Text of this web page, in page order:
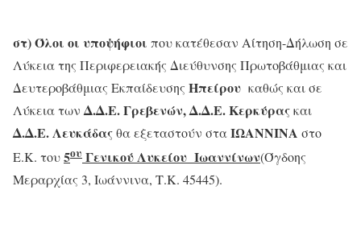
στ)Όλοι οι υποψήφιοι που κατέθεσαν Αίτηση-Δήλωση σε
Λύκεια της Περιφερειακής Διεύθυνσης Πρωτοβάθμιας και
Δευτεροβάθμιας Εκπαίδευσης Ηπείρου καθώς και σε
Λύκεια των Δ.Δ.Ε. Γρεβενών, Δ.Δ.Ε. Κερκύραςκαι
Δ.Δ.Ε. Λευκάδαςθα εξεταστούν σταΙΩΑΝΝΙΝΑ στο
Ε.Κ. του5ου Γενικού Λυκείου Ιωαννίνων(Όγδοης
Μεραρχίας 3, Ιωάννινα, Τ.Κ. 45445).